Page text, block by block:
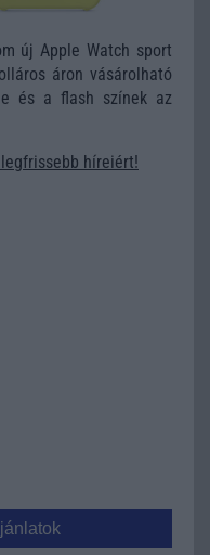
új Apple Watch sport
áron vásárolható
és a flash színek az
híreiért!